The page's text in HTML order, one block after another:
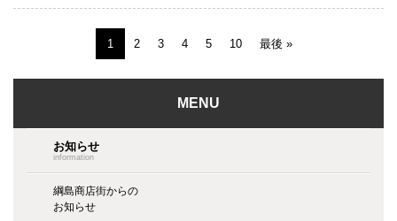
1 2 3 4 5 10 最後 »
MENU
お知らせ
information
綱島商店街からの
お知らせ